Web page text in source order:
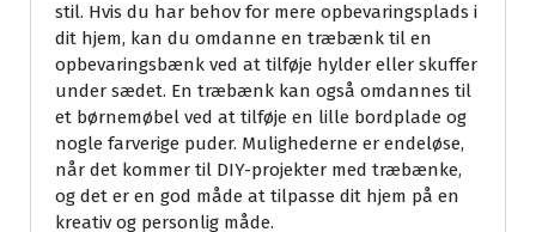
stil. Hvis du har behov for mere opbevaringsplads i
dit hjem, kan du omdanne en træbænk til en
opbevaringsbænk ved at tilføje hylder eller skuffer
under sædet. En træbænk kan også omdannes til
et børnemøbel ved at tilføje en lille bordplade og
nogle farverige puder. Mulighederne er endeløse,
når det kommer til DIY-projekter med træbænke,
og det er en god måde at tilpasse dit hjem på en
kreativ og personlig måde.